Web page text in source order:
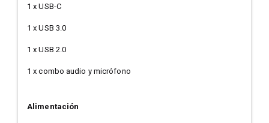
1 x USB-C
1 x USB 3.0
1 x USB 2.0
1 x combo audio y micrófono
Alimentación